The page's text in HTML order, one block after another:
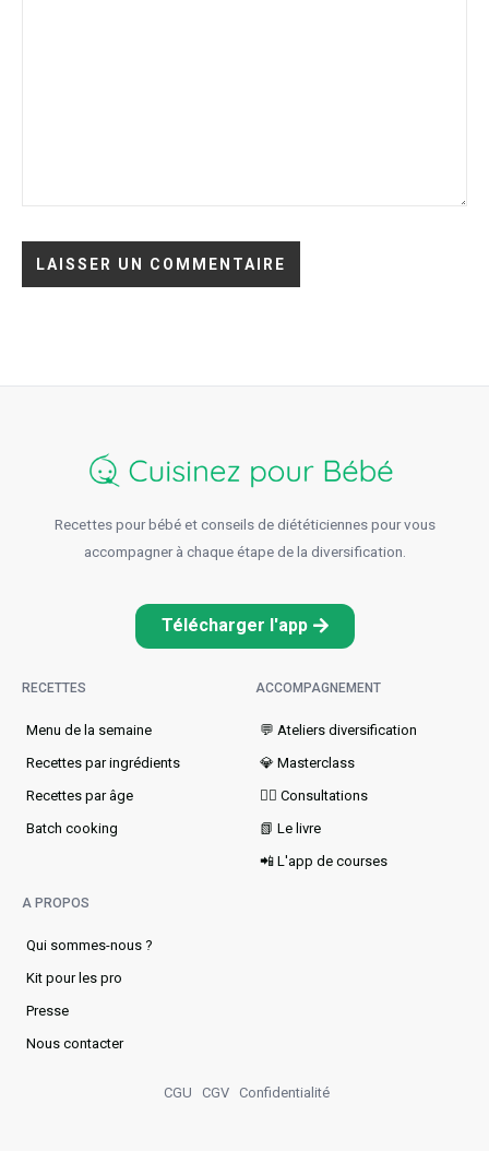
Recettes pour bébé et conseils de diététiciennes pour vous
accompagner à chaque étape de la diversification.
Télécharger l'app
RECETTES
Menu de la semaine​
Recettes par ingrédients
Recettes par âge
Batch cooking
ACCOMPAGNEMENT
💬 Ateliers diversification
💎 Masterclass
👩‍⚕️ Consultations
📗 Le livre
📲 L'app de courses
A PROPOS
Qui sommes-nous ?
Kit pour les pro
Presse
Nous contacter
CGU CGV Confidentialité